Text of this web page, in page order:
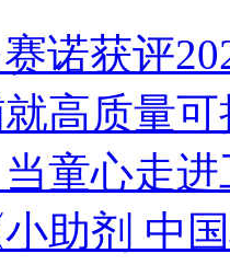
诺获评
高质量
童心走
助剂 中